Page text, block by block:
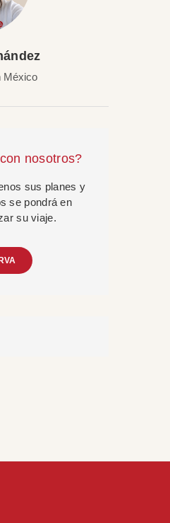
México
nosotros?
sus planes y
se pondrá en
su viaje.